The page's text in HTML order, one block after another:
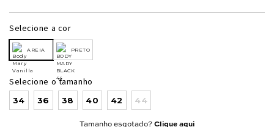
Selecione a cor
AREIA PRETO
Selecione o tamanho
34 36 38 40 42 44
Tamanho esgotado? Clique aqui